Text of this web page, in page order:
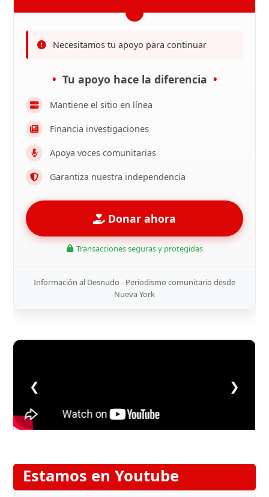
Necesitamos tu apoyo para continuar
Tu apoyo hace la diferencia
Mantiene el sitio en línea
Financia investigaciones
Apoya voces comunitarias
Garantiza nuestra independencia
Donar ahora
Transacciones seguras y protegidas
Información al Desnudo - Periodismo comunitario desde
Nueva York
❮ ❯
Estamos en Youtube